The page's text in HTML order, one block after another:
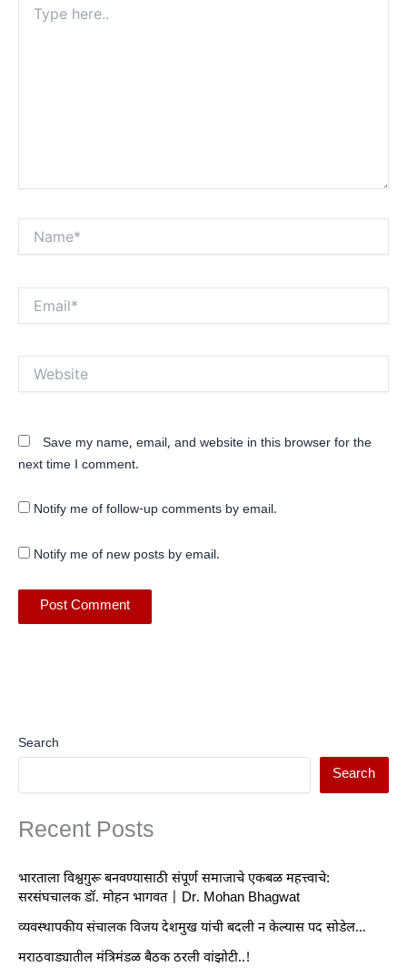
here..
Save my name, email, and website in this browser for the
next time I comment.
Notify me of follow-up comments by email.
Notify me of new posts by email.
Search
Search
Recent Posts
भारताला विश्वगुरू बनवण्यासाठी संपूर्ण समाजाचे एकबळ महत्त्वाचे:
सरसंघचालक डॉ. मोहन भागवत | Dr. Mohan Bhagwat
व्यवस्थापकीय संचालक विजय देशमुख यांची बदली न केल्यास पद सोडेल…
मराठवाड्यातील मंत्रिमंडळ बैठक ठरली वांझोटी..!